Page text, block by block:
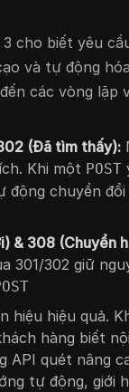
cho biết yêu
và tự động
các vòng lặp
(Đã tìm thấy):
Khi một POST
động chuyển
& 308 (Chuyển
301/302 giữ
hiệu hiệu quả.
hàng biết
API quét nâng
tự động, giới